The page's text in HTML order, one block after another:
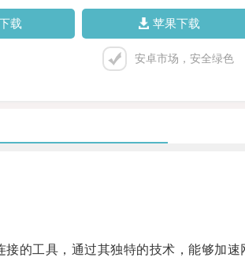
载 苹果下载
安卓市场，安全绿色
工具，通过其独特的技术，能够加速